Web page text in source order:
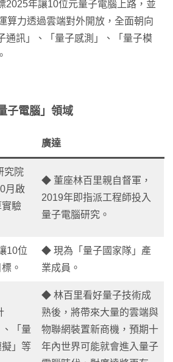
2025年讓10位元量子電腦上路，並
算力透過雲端對外開放，全面朝向
通訊」、「量子感測」、「量子模
子電腦」領域
廣達
究院
月啟
驗
◆ 董座林百里親自督軍，
2019年即指派工程師投入
量子電腦研究。
10位
。
◆ 現為「量子國家隊」產
業成員。
「量
」等
◆ 林百里看好量子技術成
熟後，將帶來大量的雲端與
物聯網裝置新商機，預期十
年內世界可能就會進入量子